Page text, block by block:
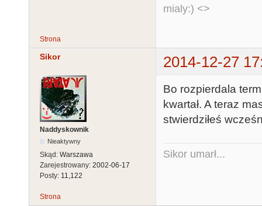
mialy:) <>
Strona
Sikor 2014-12-27
Naddyskownik
Nieaktywny
Skąd: Warszawa
Zarejestrowany: 2002-06-17
Posty: 11,122
Bo rozpierdala
kwartał. A teraz
stwierdziłeś
Sikor umarł...
Strona